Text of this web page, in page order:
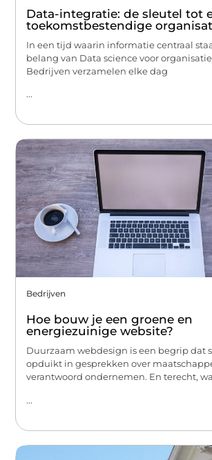
Data-integratie: de sleutel tot
toekomstbestendige
In een tijd waarin informatie centraal
belang van Data science voor
Bedrijven verzamelen elke dag
...
Bedrijven
Hoe bouw je een groene en
energiezuinige website?
Duurzaam webdesign is een begrip dat
opduikt in gesprekken over
verantwoord ondernemen. En terecht,
...